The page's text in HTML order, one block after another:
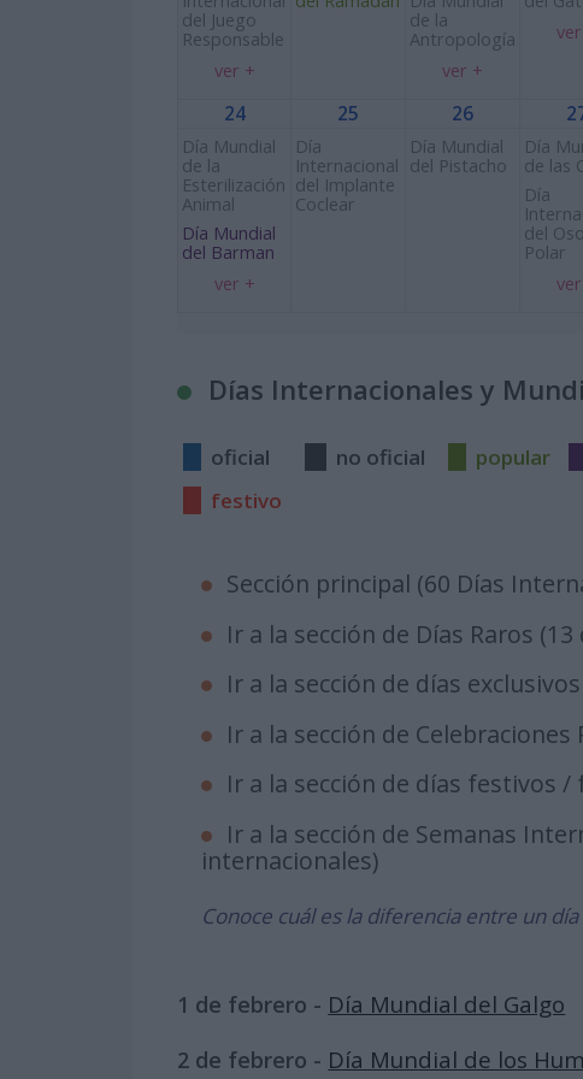
del Juego
Responsable
ver +
de la
Antropología
ver +
24
Día Mundial
de la
Esterilización
Animal
Día Mundial
del Barman
ver +
25
Día
Internacional
del Implante
Coclear
26
Día Mundial
del Pistacho
Día
de las
Día
del Oso
Polar
Días Internacionales y
oficial no oficial popular
festivo
Sección principal (60 Días
Ir a la sección de Días Raros
Ir a la sección de días
Ir a la sección de
Ir a la sección de días festivos
Ir a la sección de Semanas
internacionales)
Conoce cuál es la diferencia entre un
1 de febrero - Día Mundial del Galgo
2 de febrero - Día Mundial de los